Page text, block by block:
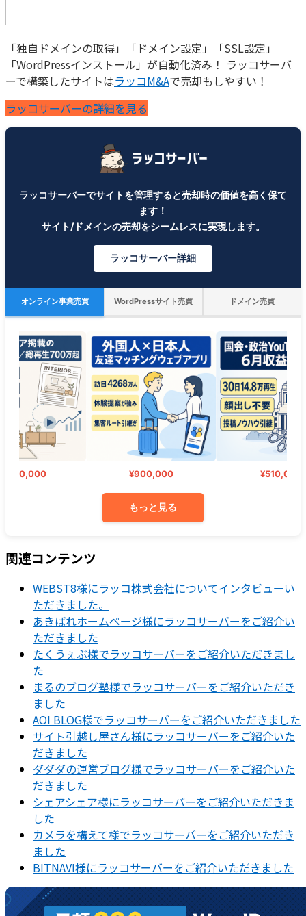
「独自ドメインの取得」「ドメイン設定」「SSL設定」
「WordPressインストール」が自動化済み！ ラッコサーバ
ーで構築したサイトはラッコM&Aで売却もしやすい！
ラッコサーバーの詳細を見る
ラッコサーバーでサイトを管理すると売却時の価値を高く保て
ます！
サイト/ドメインの売却をシームレスに実現します。
ラッコサーバー詳細
オンライン事業売買 WordPressサイト売買 ドメイン売買
¥900,000 ¥510,000
もっと見る
関連コンテンツ
WEBST8様にラッコ株式会社についてインタビューい
ただきました。
あきばれホームページ様にラッコサーバーをご紹介い
ただきました
たくうぇぶ様でラッコサーバーをご紹介いただきまし
た
まるのブログ塾様でラッコサーバーをご紹介いただき
ました
AOI BLOG様でラッコサーバーをご紹介いただきました
サイト引越し屋さん様にラッコサーバーをご紹介いた
だきました
ダダダの運営ブログ様でラッコサーバーをご紹介いた
だきました
シェアシェア様にラッコサーバーをご紹介いただきま
した
カメラを構えて様でラッコサーバーをご紹介いただき
ました
BITNAVI様にラッコサーバーをご紹介いただきました